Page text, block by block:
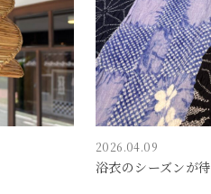
2026.04.09
浴衣のシーズンが